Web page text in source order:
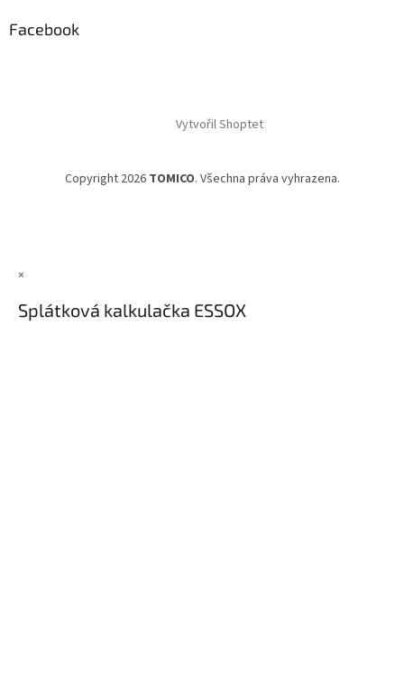
Facebook
Vytvořil Shoptet
Copyright 2026 TOMICO. Všechna práva vyhrazena.
×
Splátková kalkulačka ESSOX